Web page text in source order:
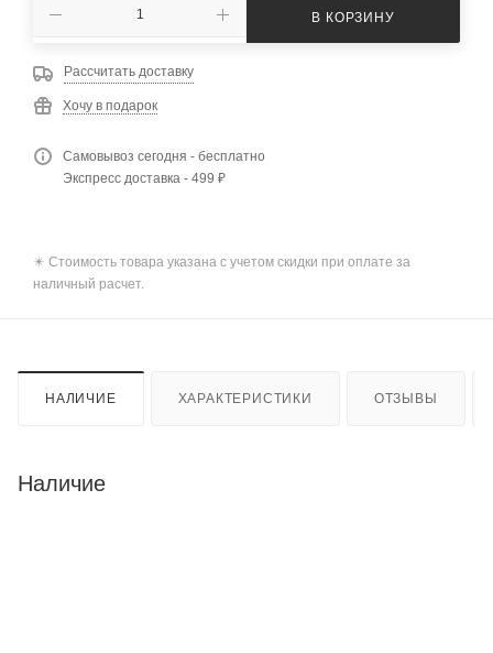
В КОРЗИНУ
Рассчитать доставку
Хочу в подарок
Самовывоз сегодня - бесплатно
Экспресс доставка - 499 ₽
✴️ Стоимость товара указана с учетом скидки при оплате за
наличный расчет.
НАЛИЧИЕ ХАРАКТЕРИСТИКИ ОТЗЫВЫ
Наличие